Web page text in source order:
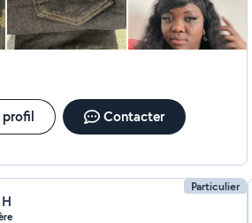
profil Contacter
Particulier